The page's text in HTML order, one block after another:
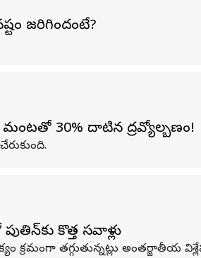
జరిగిందంటే?
మంటతో 30% దాటిన ద్రవ్యోల్బణం!
కొత్త సవాళ్లు
తగ్గుతున్నట్లు అంతర్జాతీయ